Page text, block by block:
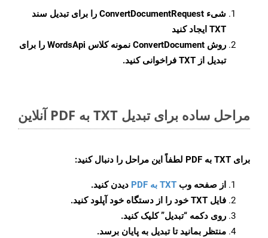
شیء ConvertDocumentRequest را برای تبدیل سند
TXT ایجاد کنید
روش ConvertDocument
نمونه کلاس WordsApi را برای
تبدیل از TXT فراخوانی کنید.
مراحل ساده برای تبدیل TXT به PDF آنلاین
برای TXT به PDF لطفاً این مراحل را دنبال کنید:
از صفحه وب TXT به PDF
دیدن کنید.
فایل TXT خود را از دستگاه خود آپلود کنید.
روی دکمه “تبدیل”کلیک کنید.
منتظر بمانید تا تبدیل به پایان برسد.